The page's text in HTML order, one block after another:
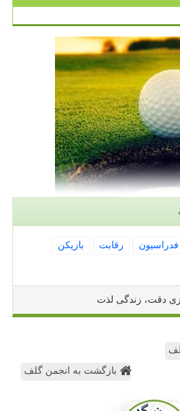
فدراسیون رقابت
بازیكن
دقت، زندگی لذت
بازگشت به انجمن گلف